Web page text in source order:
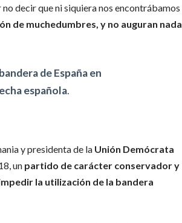
decir que ni siquiera nos encontrábamos
de muchedumbres, y no auguran nada
de España en
española.
y presidenta de la Unión Demócrata
un partido de carácter conservador y
la utilización de la bandera